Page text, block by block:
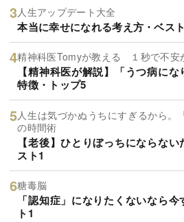
人生アップデート大全
本当に幸せになれる考え方・ベス
精神科医Tomyが教える １秒で不安
【精神科医が解説】「うつ病に
特徴・トップ5
人生は気づかぬうちにすぎるから。
の時間術
【老後】ひとりぼっちにならな
スト1
糖毒脳
「認知症」になりたくないなら
ト1